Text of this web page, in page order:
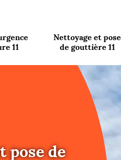
11
Nettoyage et pose
de gouttière 11
pose de